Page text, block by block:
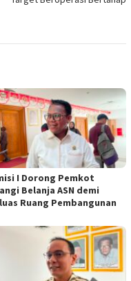
I Dorong Pemkot
Belanja ASN demi
Ruang Pembangunan